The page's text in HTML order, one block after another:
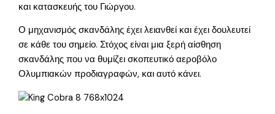
και κατασκευής του Γιώργου.
Ο μηχανισμός σκανδάλης έχει λειανθεί και έχει δουλευτεί
σε κάθε του σημείο. Στόχος είναι μια ξερή αίσθηση
σκανδάλης που να θυμίζει σκοπευτικό αεροβόλο
Ολυμπιακών προδιαγραφών, και αυτό κάνει.